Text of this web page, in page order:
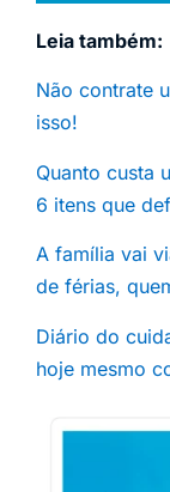
Leia também:
Não contrate
isso!
Quanto custa
6 itens que
A família vai
de férias,
Diário do
hoje mesmo